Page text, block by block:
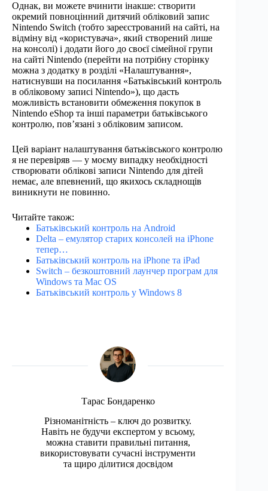
Однак, ви можете вчинити інакше: створити
окремий повноцінний дитячий обліковий запис
Nintendo Switch (тобто зареєстрований на сайті, на
відміну від «користувача», який створений лише
на консолі) і додати його до своєї сімейної групи
на сайті Nintendo (перейти на потрібну сторінку
можна з додатку в розділі «Налаштування»,
натиснувши на посилання «Батьківський контроль
в обліковому записі Nintendo»), що дасть
можливість встановити обмеження покупок в
Nintendo eShop та інші параметри батьківського
контролю, пов’язані з обліковим записом.
Цей варіант налаштування батьківського контролю
я не перевіряв — у моєму випадку необхідності
створювати облікові записи Nintendo для дітей
немає, але впевнений, що якихось складнощів
виникнути не повинно.
Читайте також:
Батьківський контроль на Android
Delta – емулятор старих консолей на iPhone
тепер…
Батьківський контроль на iPhone та iPad
Switch – безкоштовний лаунчер програм для
Windows та Mac OS
Батьківський контроль у Windows 8
Тарас Бондаренко
Різноманітність – ключ до розвитку.
Навіть не будучи експертом у всьому,
можна ставити правильні питання,
використовувати сучасні інструменти
та щиро ділитися досвідом